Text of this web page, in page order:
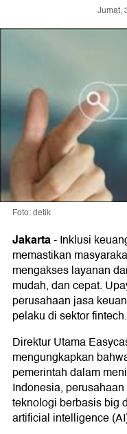
Jumat,
Foto: detik
Jakarta-Inklusi
memastikan
mengakses layanan
mudah, dan cepat.
perusahaan jasa
pelaku di sektor fintech.
Direktur Utama
mengungkapkan
pemerintah dalam
Indonesia,
teknologi berbasis big
artificial intelligence